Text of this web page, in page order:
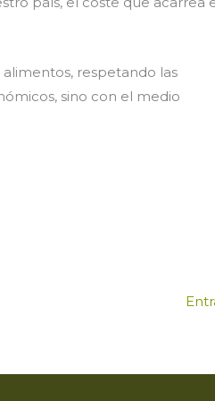
respetando las
sino con el medio